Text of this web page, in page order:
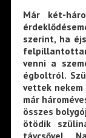
Már két-
szerint, ha
venni a
égboltról.
vettek nekem
már
összes
ötödik
távcsővel.